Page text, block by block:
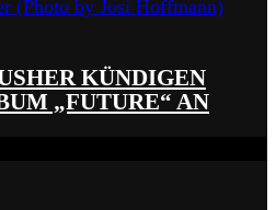
KÜNDIGEN
„FUTURE“ AN